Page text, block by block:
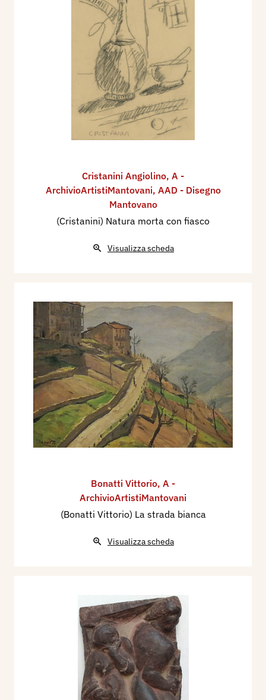
Cristanini Angiolino, A -
ArchivioArtistiMantovani, AAD - Disegno
Mantovano
(Cristanini) Natura morta con fiasco
Visualizza scheda
Bonatti Vittorio, A -
ArchivioArtistiMantovani
(Bonatti Vittorio) La strada bianca
Visualizza scheda